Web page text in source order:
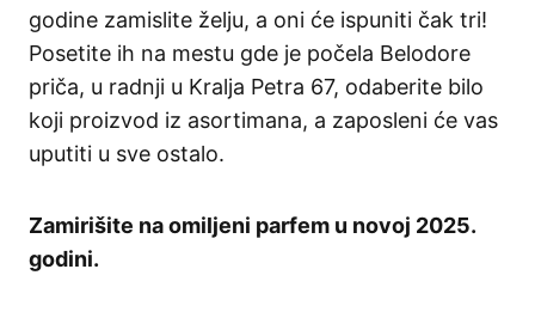
godine zamislite želju, a oni će ispuniti čak tri!
Posetite ih na mestu gde je počela Belodore
priča, u radnji u Kralja Petra 67, odaberite bilo
koji proizvod iz asortimana, a zaposleni će vas
uputiti u sve ostalo.
Zamirišite na omiljeni parfem u novoj 2025.
godini.